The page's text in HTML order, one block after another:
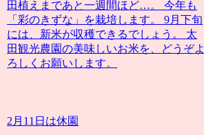
田植えまであと一週間ほど…。 今年も
「彩のきずな」を栽培します。 9月下旬
には、新米が収穫できるでしょう。 太
田観光農園の美味しいお米を、どうぞよ
ろしくお願いします。
2月11日は休園